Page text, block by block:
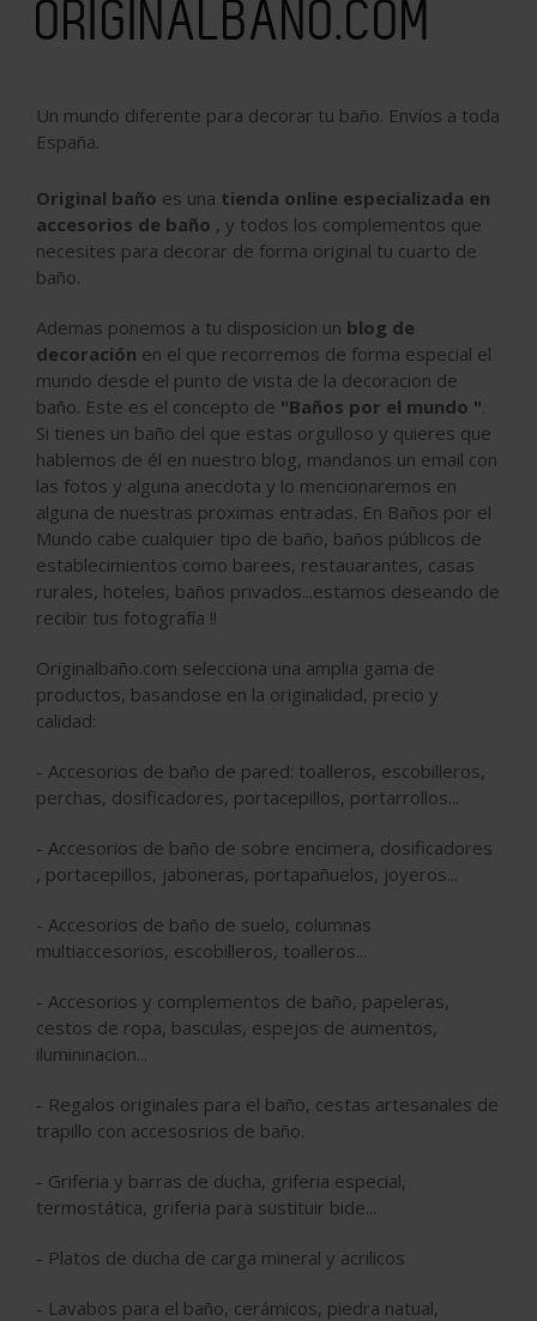
ORIGINALBAÑO.COM
Un mundo diferente para decorar tu baño. Envíos a toda
España.
Original baño es una tienda online especializada en
accesorios de baño , y todos los complementos que
necesites para decorar de forma original tu cuarto de
baño.
Ademas ponemos a tu disposicion un blog de
decoración en el que recorremos de forma especial el
mundo desde el punto de vista de la decoracion de
baño. Este es el concepto de "Baños por el mundo ".
Si tienes un baño del que estas orgulloso y quieres que
hablemos de él en nuestro blog, mandanos un email con
las fotos y alguna anecdota y lo mencionaremos en
alguna de nuestras proximas entradas. En Baños por el
Mundo cabe cualquier tipo de baño, baños públicos de
establecimientos como barees, restauarantes, casas
rurales, hoteles, baños privados...estamos deseando de
recibir tus fotografía !!
Originalbaño.com selecciona una amplia gama de
productos, basandose en la originalidad, precio y
calidad:
- Accesorios de baño de pared: toalleros, escobilleros,
perchas, dosificadores, portacepillos, portarrollos...
- Accesorios de baño de sobre encimera, dosificadores
, portacepillos, jaboneras, portapañuelos, joyeros...
- Accesorios de baño de suelo, columnas
multiaccesorios, escobilleros, toalleros...
- Accesorios y complementos de baño, papeleras,
cestos de ropa, basculas, espejos de aumentos,
ilumininacion...
- Regalos originales para el baño, cestas artesanales de
trapillo con accesosrios de baño.
- Griferia y barras de ducha, griferia especial,
termostática, griferia para sustituir bide...
- Platos de ducha de carga mineral y acrilicos
- Lavabos para el baño, cerámicos, piedra natual,